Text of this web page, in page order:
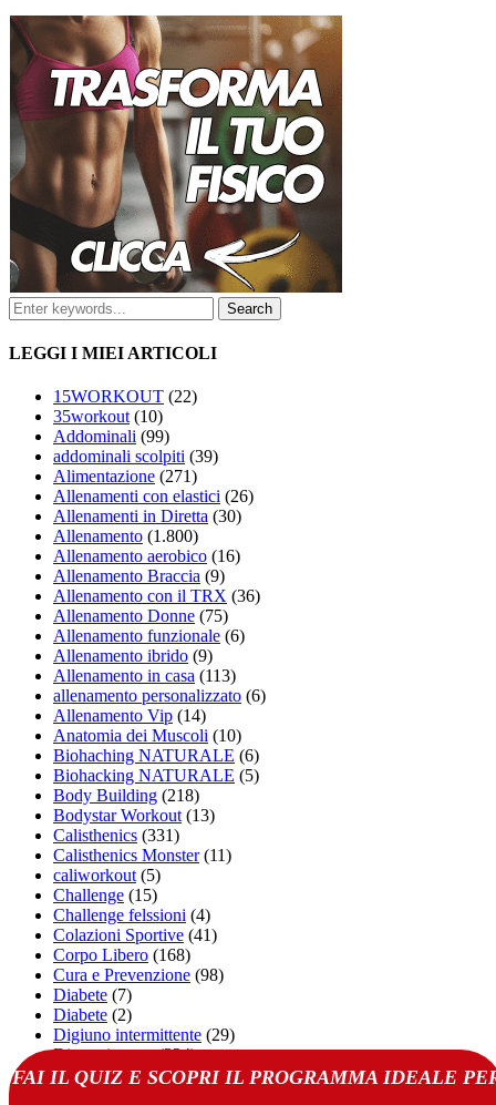
LEGGI I MIEI ARTICOLI
15WORKOUT (22)
35workout (10)
Addominali (99)
addominali scolpiti (39)
Alimentazione (271)
Allenamenti con elastici (26)
Allenamenti in Diretta (30)
Allenamento (1.800)
Allenamento aerobico (16)
Allenamento Braccia (9)
Allenamento con il TRX (36)
Allenamento Donne (75)
Allenamento funzionale (6)
Allenamento ibrido (9)
Allenamento in casa (113)
allenamento personalizzato (6)
Allenamento Vip (14)
Anatomia dei Muscoli (10)
Biohaching NATURALE (6)
Biohacking NATURALE (5)
Body Building (218)
Bodystar Workout (13)
Calisthenics (331)
Calisthenics Monster(11)
caliworkout (5)
Challenge (15)
Challenge felssioni (4)
Colazioni Sportive (41)
Corpo Libero (168)
Cura e Prevenzione (98)
Diabete (7)
Diabete (2)
Digiuno intermittente (29)
Dimagrimento(224)
Diventare Personal Trainer(49)
FAI IL QUIZ E SCOPRI IL PROGRAMMA IDEALE